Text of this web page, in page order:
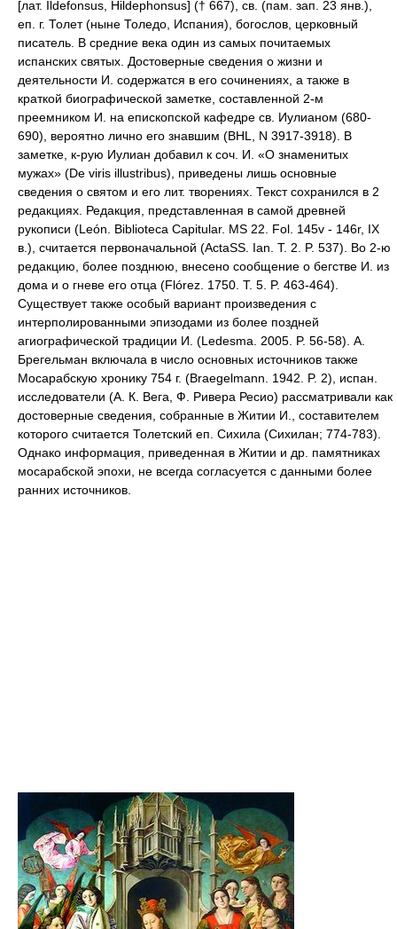
[лат. Ildefonsus, Hildephonsus] († 667), св. (пам. зап. 23 янв.),
еп. г. Толет (ныне Толедо, Испания), богослов, церковный
писатель. В средние века один из самых почитаемых
испанских святых. Достоверные сведения о жизни и
деятельности И. содержатся в его сочинениях, а также в
краткой биографической заметке, составленной 2-м
преемником И. на епископской кафедре св. Иулианом (680-
690), вероятно лично его знавшим (BHL, N 3917-3918). В
заметке, к-рую Иулиан добавил к соч. И. «О знаменитых
мужах» (De viris illustribus), приведены лишь основные
сведения о святом и его лит. творениях. Текст сохранился в 2
редакциях. Редакция, представленная в самой древней
рукописи (León. Biblioteca Capitular. MS 22. Fol. 145v - 146r, IX
в.), считается первоначальной (ActaSS. Ian. T. 2. P. 537). Во 2-ю
редакцию, более позднюю, внесено сообщение о бегстве И. из
дома и о гневе его отца (Flórez. 1750. T. 5. P. 463-464).
Существует также особый вариант произведения с
интерполированными эпизодами из более поздней
агиографической традиции И. (Ledesma. 2005. P. 56-58). А.
Брегельман включала в число основных источников также
Мосарабскую хронику 754 г. (Braegelmann. 1942. P. 2), испан.
исследователи (А. К. Вега, Ф. Ривера Ресио) рассматривали как
достоверные сведения, собранные в Житии И., составителем
которого считается Толетский еп. Сихила (Сихилан; 774-783).
Однако информация, приведенная в Житии и др. памятниках
мосарабской эпохи, не всегда согласуется с данными более
ранних источников.